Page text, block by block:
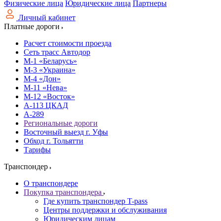
Физические лица Юридические лица Партнеры
Личный кабинет
Платные дороги
Расчет стоимости проезда
Сеть трасс Автодор
М-1 «Беларусь»
М-3 «Украина»
М-4 «Дон»
М-11 «Нева»
М-12 «Восток»
А-113 ЦКАД
А-289
Региональные дороги
Восточный выезд г. Уфы
Обход г. Тольятти
Тарифы
Транспондер
О транспондере
Покупка транспондера
Где купить транспондер T-pass
Центры поддержки и обслуживания
Юридическим лицам